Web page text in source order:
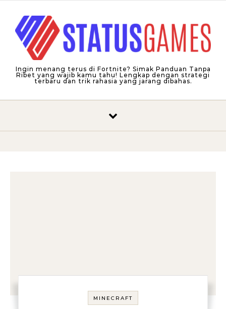
Ingin menang terus di Fortnite? Simak Panduan Tanpa
Ribet yang wajib kamu tahu! Lengkap dengan strategi
terbaru dan trik rahasia yang jarang dibahas.
MINECRAFT